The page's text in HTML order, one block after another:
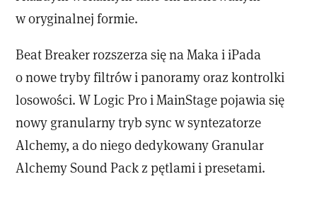
w oryginalnej formie.
Beat Breaker rozszerza się na Maka i iPada
o nowe tryby filtrów i panoramy oraz kontrolki
losowości. W Logic Pro i MainStage pojawia się
nowy granularny tryb sync w syntezatorze
Alchemy, a do niego dedykowany Granular
Alchemy Sound Pack z pętlami i presetami.